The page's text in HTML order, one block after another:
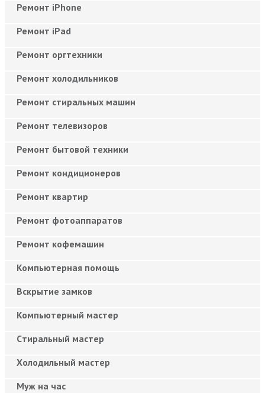
Ремонт iPhone
Ремонт iPad
Ремонт оргтехники
Ремонт холодильников
Ремонт стиральных машин
Ремонт телевизоров
Ремонт бытовой техники
Ремонт кондиционеров
Ремонт квартир
Ремонт фотоаппаратов
Ремонт кофемашин
Компьютерная помощь
Вскрытие замков
Компьютерный мастер
Cтиральный мастер
Холодильный мастер
Муж на час